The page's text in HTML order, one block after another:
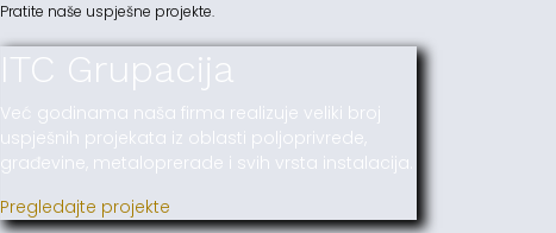
Pratite naše uspješne projekte.
ITC Grupacija
Već godinama naša firma realizuje veliki broj
uspješnih projekata iz oblasti poljoprivrede,
građevine, metaloprerade i svih vrsta instalacija.
Pregledajte projekte